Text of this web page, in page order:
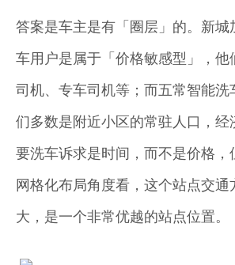
答案是车主是有「圈层」的。新
车用户是属于「价格敏感型」，他
司机、专车司机等；而五常智能
们多数是附近小区的常驻人口，经
要洗车诉求是时间，而不是价格，
网格化布局角度看，这个站点交通
大，是一个非常优越的站点位置。